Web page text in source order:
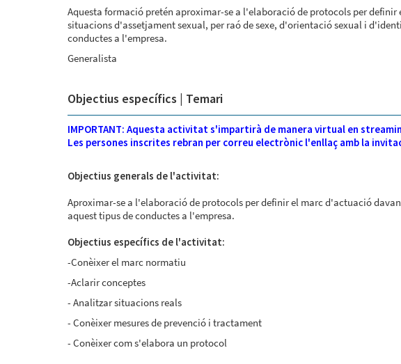
Aquesta formació pretén aproximar-se a l'elaboració de protocols per
situacions d'assetjament sexual, per raó de sexe, d'orientació sexual i
conductes a l'empresa.
Generalista
Objectius específics | Temari
IMPORTANT: Aquesta activitat s'impartirà de manera virtual en
Les persones inscrites rebran per correu electrònic l'enllaç amb la
Objectius generals de l'activitat:
Aproximar-se a l'elaboració de protocols per definir el marc d'actuació
aquest tipus de conductes a l'empresa.
Objectius específics de l'activitat:
-Conèixer el marc normatiu
-Aclarir conceptes
- Analitzar situacions reals
- Conèixer mesures de prevenció i tractament
- Conèixer com s'elabora un protocol